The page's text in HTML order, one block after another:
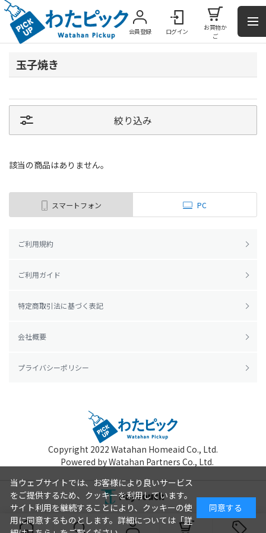
会員登録 ログイン
お買物か
ご
玉子焼き
絞り込み
該当の商品はありません。
スマートフォン PC
ご利用規約
ご利用ガイド
特定商取引法に基づく表記
会社概要
プライバシーポリシー
Copyright 2022 Watahan Homeaid Co., Ltd.
Powered by Watahan Partners Co., Ltd.
当ウェブサイトでは、お客様により良いサービス
をご提供するため、クッキーを利用しています。
サイト利用を継続することにより、クッキーの使
用に同意するものとします。詳細については「詳
同意する